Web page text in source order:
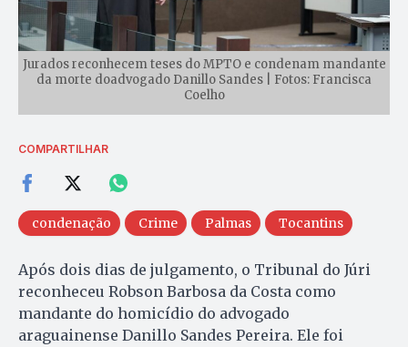
Jurados reconhecem teses do MPTO e condenam mandante
da morte doadvogado Danillo Sandes | Fotos: Francisca
Coelho
COMPARTILHAR
condenação Crime Palmas Tocantins
Após dois dias de julgamento, o Tribunal do Júri
reconheceu Robson Barbosa da Costa como
mandante do homicídio do advogado
araguainense Danillo Sandes Pereira. Ele foi